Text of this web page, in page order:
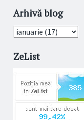
Arhivă blog
ZeList